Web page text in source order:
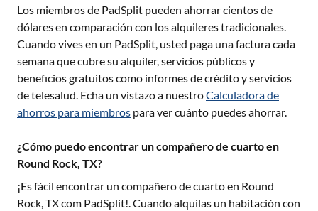
Los miembros de PadSplit pueden ahorrar cientos de
dólares en comparación con los alquileres tradicionales.
Cuando vives en un PadSplit, usted paga una factura cada
semana que cubre su alquiler, servicios públicos y
beneficios gratuitos como informes de crédito y servicios
de telesalud. Echa un vistazo a nuestroCalculadora de
ahorros para miembros para ver cuánto puedes ahorrar.
¿Cómo puedo encontrar un compañero de cuarto en
Round Rock, TX?
¡Es fácil encontrar un compañero de cuarto en Round
Rock, TXcom PadSplit!. Cuando alquilas un habitación con